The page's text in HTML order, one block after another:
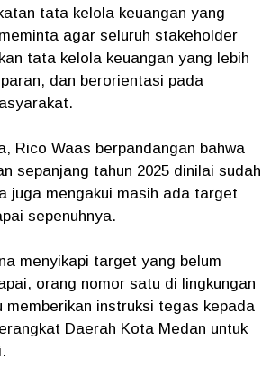
tata kelola keuangan yang
agar seluruh stakeholder
tata kelola keuangan yang lebih
dan berorientasi pada
Rico Waas berpandangan bahwa
sepanjang tahun 2025 dinilai sudah
juga mengakui masih ada target
sepenuhnya.
menyikapi target yang belum
orang nomor satu di lingkungan
memberikan instruksi tegas kepada
Daerah Kota Medan untuk